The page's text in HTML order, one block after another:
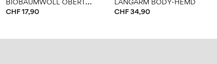
CHF 17,90
CHF 34,90